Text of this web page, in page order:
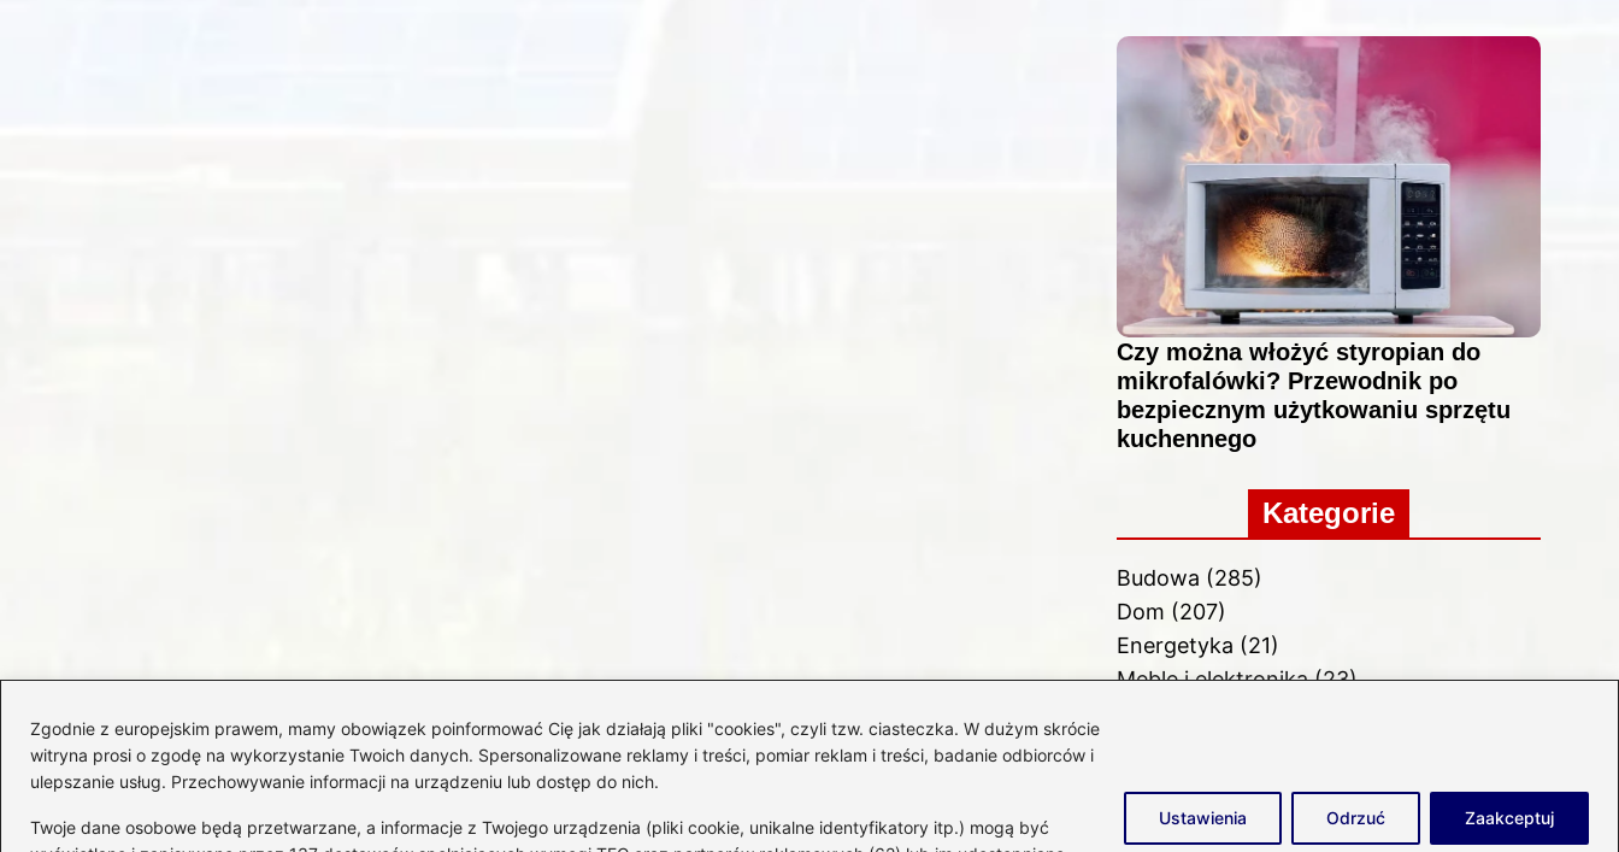
Zgodnie z europejskim prawem, mamy obowiązek poinformować Cię jak działają pliki "cookies", czyli tzw. ciasteczka. W dużym skrócie
witryna prosi o zgodę na wykorzystanie Twoich danych. Spersonalizowane reklamy i treści, pomiar reklam i treści, badanie odbiorców i
ulepszanie usług. Przechowywanie informacji na urządzeniu lub dostęp do nich.
Twoje dane osobowe będą przetwarzane, a informacje z Twojego urządzenia (pliki cookie, unikalne identyfikatory itp.) mogą być
Ustawienia Odrzuć Zaakceptuj
Czy można włożyć styropian do
mikrofalówki? Przewodnik po
bezpiecznym użytkowaniu sprzętu
kuchennego
Kategorie
Budowa (285)
Dom (207)
Energetyka (21)
Meble i elektronika(23)